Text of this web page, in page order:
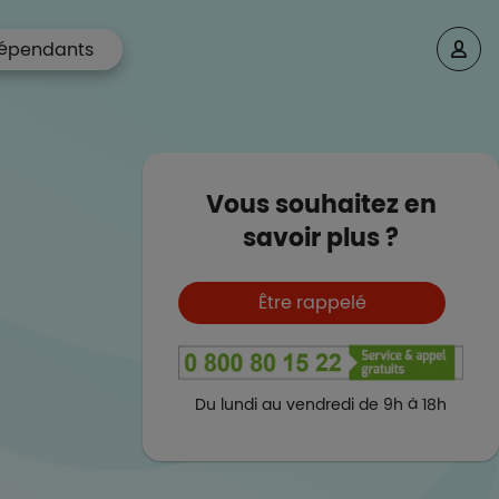
Vous souhaitez en
savoir plus ?
Boutons et liens
Être rappelé
Du lundi au vendredi de 9h à 18h